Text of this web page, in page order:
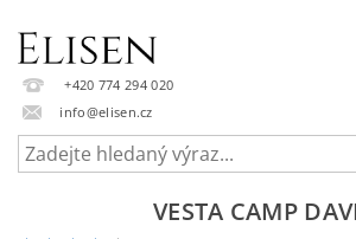
+420 774 294 020
info@elisen.cz
VESTA CAMP